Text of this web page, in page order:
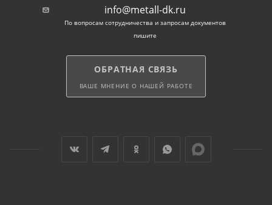
info@metall-dk.ru
По вопросам сотрудничества и запросам документов
пишите
ОБРАТНАЯ СВЯЗЬ
ВАШЕ МНЕНИЕ О НАШЕЙ РАБОТЕ